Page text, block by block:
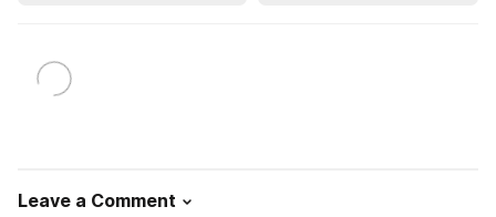
Leave a Comment